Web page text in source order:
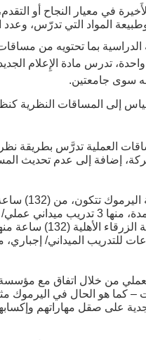
في معيار النجاح أو
المواد التي تدرّس، وعدد
بما تحتويه من
تدرس مادة الإِعلام
سوى جامعتين.
إلى المساقات النظرية
العملية تدرَّس بطريقة
إضافة إلى عدم تحديث
من خلال اتفاق مع
– كما هو الحال في
بجدية على صقل مهاراتهم